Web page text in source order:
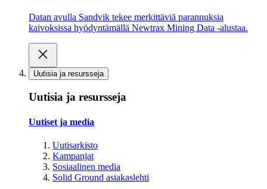
Datan avulla Sandvik tekee merkittäviä parannuksia
kaivoksissa hyödyntämällä Newtrax Mining Data -alustaa.
Uutisia ja resursseja
Uutisia ja resursseja
Uutiset ja media
Uutisarkisto
Kampanjat
Sosiaalinen media
Solid Ground asiakaslehti